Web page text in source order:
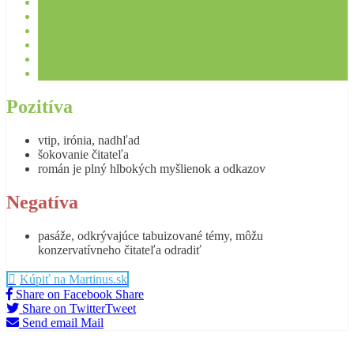
Pozitíva
vtip, irónia, nadhľad
šokovanie čitateľa
román je plný hlbokých myšlienok a odkazov
Negatíva
pasáže, odkrývajúce tabuizované témy, môžu
konzervatívneho čitateľa odradiť
Kúpiť na Martinus.sk
Share on Facebook Share
Share on TwitterTweet
Send email Mail